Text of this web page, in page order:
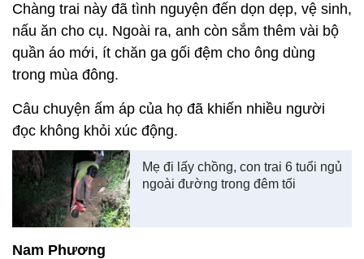
Chàng trai này đã tình nguyện đến dọn dẹp, vệ sinh,
nấu ăn cho cụ. Ngoài ra, anh còn sắm thêm vài bộ
quần áo mới, ít chăn ga gối đệm cho ông dùng
trong mùa đông.
Câu chuyện ấm áp của họ đã khiến nhiều người
đọc không khỏi xúc động.
Mẹ đi lấy chồng, con trai 6 tuổi ngủ
ngoài đường trong đêm tối
Nam Phương